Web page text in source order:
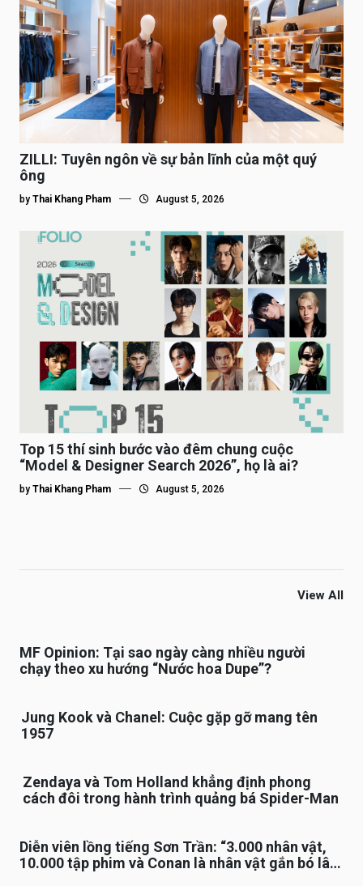
ZILLI: Tuyên ngôn về sự bản lĩnh của một quý
ông
by Thai Khang Pham August 5, 2026
Top 15 thí sinh bước vào đêm chung cuộc
“Model & Designer Search 2026”, họ là ai?
by Thai Khang Pham August 5, 2026
View All
MF Opinion: Tại sao ngày càng nhiều người
chạy theo xu hướng “Nước hoa Dupe”?
Jung Kook và Chanel: Cuộc gặp gỡ mang tên
1957
Zendaya và Tom Holland khẳng định phong
cách đôi trong hành trình quảng bá Spider-Man
Diễn viên lồng tiếng Sơn Trần: “3.000 nhân vật,
10.000 tập phim và Conan là nhân vật gắn bó lâu